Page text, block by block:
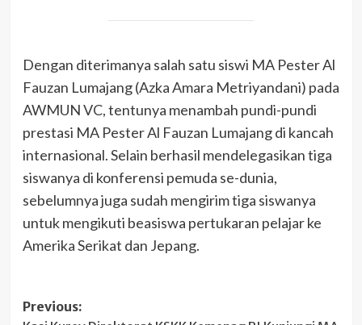
Dengan diterimanya salah satu siswi MA Pester Al
Fauzan Lumajang (Azka Amara Metriyandani) pada
AWMUN VC, tentunya menambah pundi-pundi
prestasi MA Pester Al Fauzan Lumajang di kancah
internasional. Selain berhasil mendelegasikan tiga
siswanya di konferensi pemuda se-dunia,
sebelumnya juga sudah mengirim tiga siswanya
untuk mengikuti beasiswa pertukaran pelajar ke
Amerika Serikat dan Jepang.
Post
Previous: